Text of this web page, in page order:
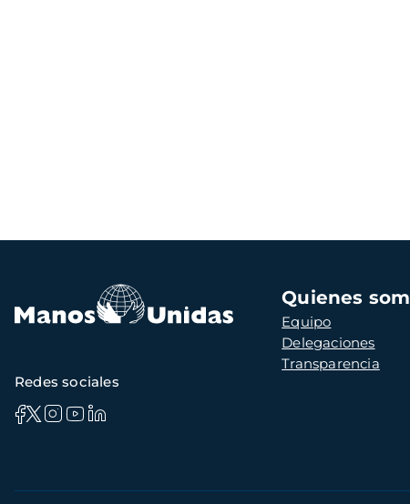
Navegación
principal
Quienes
Equipo
Delegaciones
Transparencia
Redes sociales